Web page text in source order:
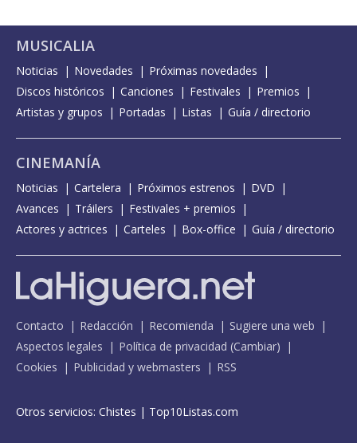
MUSICALIA
Noticias Novedades
Próximas novedades
Discos históricos
Canciones Festivales
Premios
Artistas y grupos
Portadas Listas Guía / directorio
CINEMANÍA
Noticias Cartelera Próximos estrenos
DVD
Avances
Tráilers
Festivales + premios
Actores y actrices
Carteles Box-office Guía / directorio
Contacto Redacción Recomienda
Sugiere una web
Aspectos legales
Política de privacidad (Cambiar)
Cookies
Publicidad y webmasters RSS
Otros servicios: Chistes | Top10Listas.com